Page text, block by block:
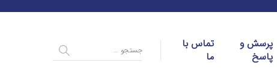
پرسش و
پاسخ
تماس با
ما